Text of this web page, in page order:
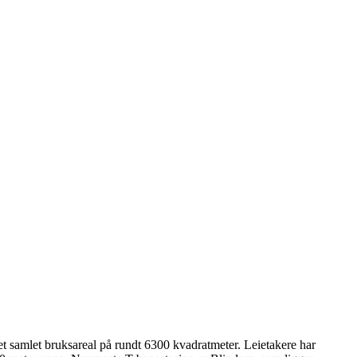
bruksareal på rundt 6300 kvadratmeter. Leietakere har